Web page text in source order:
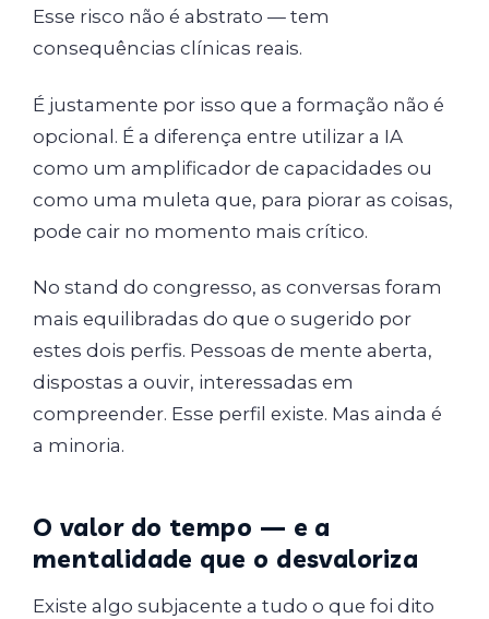
Esse risco não é abstrato — tem
consequências clínicas reais.
É justamente por isso que a formação não é
opcional. É a diferença entre utilizar a IA
como um amplificador de capacidades ou
como uma muleta que, para piorar as coisas,
pode cair no momento mais crítico.
No stand do congresso, as conversas foram
mais equilibradas do que o sugerido por
estes dois perfis. Pessoas de mente aberta,
dispostas a ouvir, interessadas em
compreender. Esse perfil existe. Mas ainda é
a minoria.
O valor do tempo — e a
mentalidade que o desvaloriza
Existe algo subjacente a tudo o que foi dito